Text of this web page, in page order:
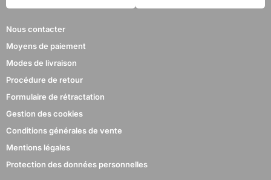
Nous contacter
Moyens de paiement
Modes de livraison
Procédure de retour
Formulaire de rétractation
Gestion des cookies
Conditions générales de vente
Mentions légales
Protection des données personnelles